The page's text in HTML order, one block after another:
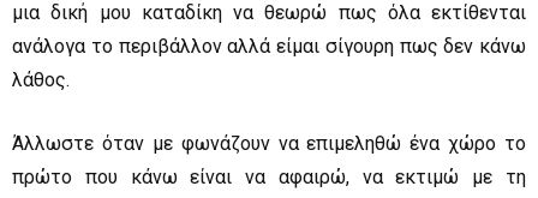
μια δική μου καταδίκη να θεωρώ πως όλα εκτίθενται
ανάλογα το περιβάλλον αλλά είμαι σίγουρη πως δεν κάνω
λάθος.
Άλλωστε όταν με φωνάζουν να επιμεληθώ ένα χώρο το
πρώτο που κάνω είναι να αφαιρώ, να εκτιμώ με τη